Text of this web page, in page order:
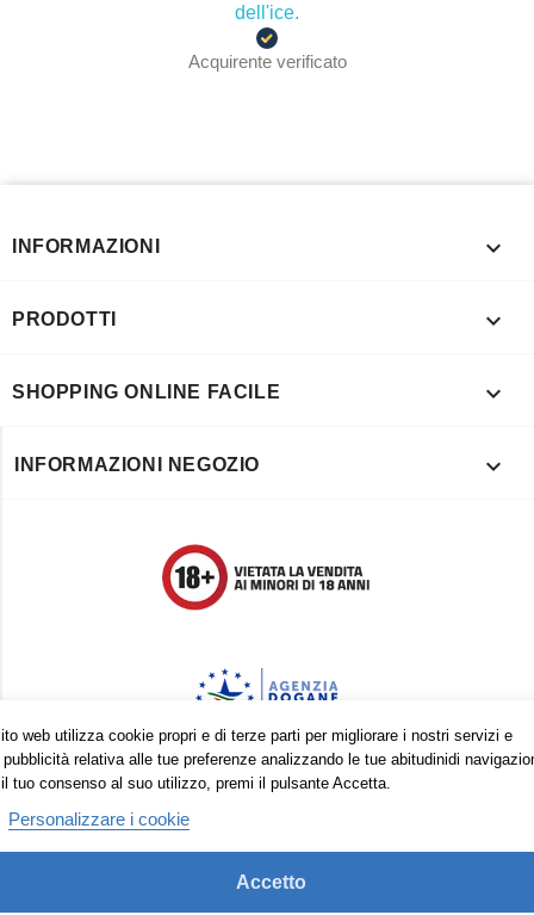
dell'ice.
Acquirente verificato
web utilizza cookie propri e di terze parti per migliorare i nostri servizi e
relativa alle tue preferenze analizzando le tue abitudinidi
tuo consenso al suo utilizzo, premi il pulsante Accetta.
Personalizzare i cookie
Accetto
INFORMAZIONI 
PRODOTTI 
SHOPPING ONLINE FACILE 
INFORMAZIONI NEGOZIO 
Trovaci anche su:
© 2026 - Vape in Italy srls - 10613270965